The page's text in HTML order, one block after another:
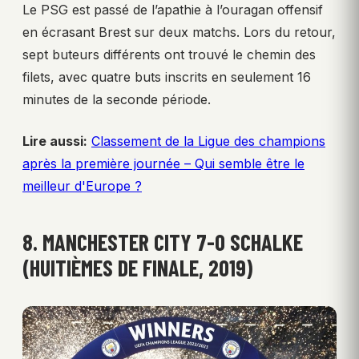
Le PSG est passé de l’apathie à l’ouragan offensif
en écrasant Brest sur deux matchs. Lors du retour,
sept buteurs différents ont trouvé le chemin des
filets, avec quatre buts inscrits en seulement 16
minutes de la seconde période.
Lire aussi: Classement de la Ligue des champions
après la première journée – Qui semble être le
meilleur d'Europe ?
8. MANCHESTER CITY 7-0 SCHALKE
(HUITIÈMES DE FINALE, 2019)